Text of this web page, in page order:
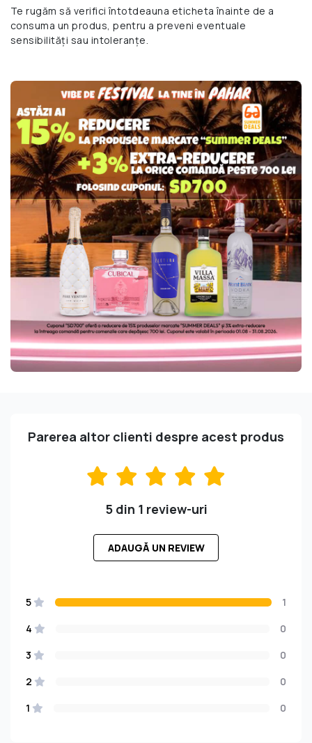
Te rugăm să verifici întotdeauna eticheta înainte de a
consuma un produs, pentru a preveni eventuale
sensibilități sau intoleranțe.
Parerea altor clienti despre acest produs
5 din 1 review-uri
ADAUGĂ UN REVIEW
5
1
4
0
3
0
2
0
1
0